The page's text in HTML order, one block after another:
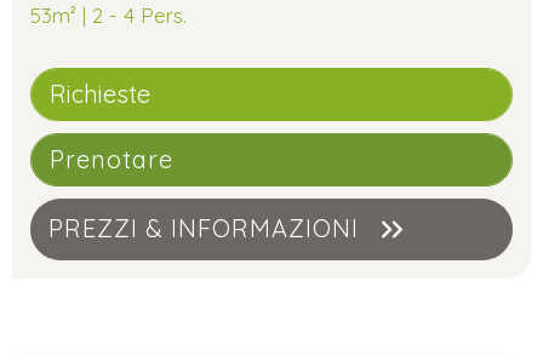
53m² | 2 - 4 Pers.
Richieste
Prenotare
PREZZI & INFORMAZIONI